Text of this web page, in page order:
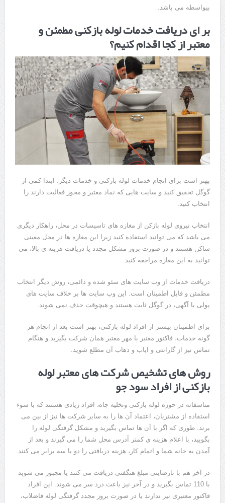
بیواسطه می باشد.
بر ای دریافت خدمات لوله بازکنی مطمئن و
معتبر از کجا اقدام کنیم؟
بهتر است برای انجام خدمات لوله بازکنی و خدمات دیگر، ابتدا کمی از
گوگل تحقیق کنید و سایت هایی که نماد معتبر و مجوز فعالیت دارند را
انتخاب کنید.
انتخاب نیروی لوله بازکن از مغازه های تاسیسات در محل، راهکار دیگری
می باشد که می توانید استفاده کنید زیرا این مغازه ها در محل معینی
ساکن هستند و در صورت بروز مشکل مجدد یا دریافت هزینه ی بالا، می
توانید به این مغازه مراجعه کنید.
دریافت خدمات از وب سایت های سئو شده و دائمی، روش دیگر انتخاب
مطمئن و قابل اطمینان است. این وب سایت ها بر خلاف سایت های
پولی یا آگهی، در گوگل ثابت هستند و هیچوقت حذف نمی شوند.
برای اطمینان بیشتر از افراد لوله بازکنی، بهتر است بعد از انجام هر
گونه خدمات، فاکتور معتبر با مهر معتبر همان شرکت بگیرید و هنگام
تماس نیز از گارانتی و ایاب و ذهاب آن مطلع شوید.
روش های تشخیص شرکت های معتبر لوله
بازکنی از افراد سود جو
متاسفانه در حوزه لوله بازکنی وتخلیه چاه، افراد زیادی هستند که با سوء
استفاده از مشتریان، اعتماد آن ها را به سایر شرکت ها نیز از بین می
برند. طوری که اگر با آن ها تماس بگیرید و مشکل گرفتگی لوله را
بگویید، با اعلام هزینه ی کمتر آدرس محل شما را می گیرند و بعد از
آمدن به خانه شما و اتمام کار، هزینه دریافتی را دو یا سه برابر می کنند.
در آخر هم با نارضایتی مبلغ هنگفتی دریافت می کنند یا مجبور می شوید
با 110 تماس بگیرید و در آخر نیز باعث درد سر می شوند. این افراد
فاکتور معتبری نیز ندارند یا در صورت بروز مجدد گرفتگی لوله فاضلاب،